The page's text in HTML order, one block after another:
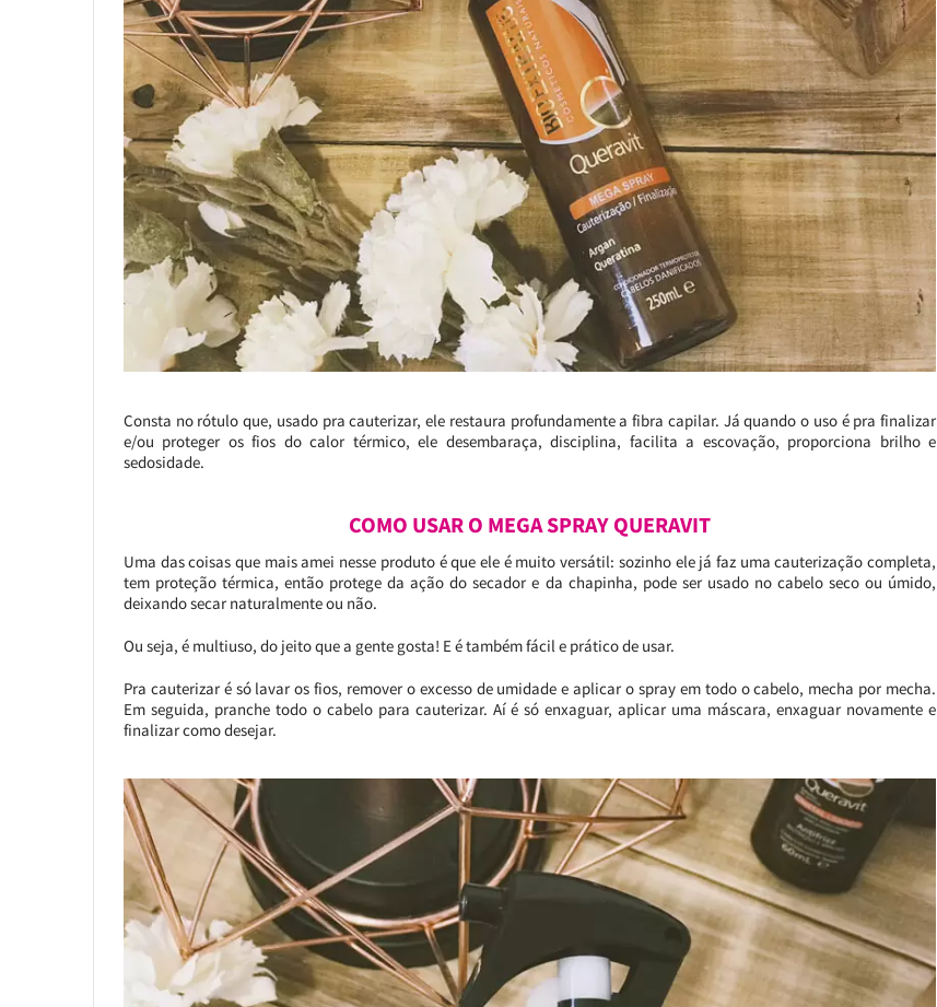
Consta no rótulo que, usado pra cauterizar, ele restaura profundamente a fibra capilar. Já quando o uso é pra finalizar
e/ou proteger os fios do calor térmico, ele desembaraça, disciplina, facilita a escovação, proporciona brilho e
sedosidade.
COMO USAR O MEGA SPRAY QUERAVIT
Uma das coisas que mais amei nesse produto é que ele é muito versátil: sozinho ele já faz uma cauterização completa,
tem proteção térmica, então protege da ação do secador e da chapinha, pode ser usado no cabelo seco ou úmido,
deixando secar naturalmente ou não.
Ou seja, é multiuso, do jeito que a gente gosta! E é também fácil e prático de usar.
Pra cauterizar é só lavar os fios, remover o excesso de umidade e aplicar o spray em todo o cabelo, mecha por mecha.
Em seguida, pranche todo o cabelo para cauterizar. Aí é só enxaguar, aplicar uma máscara, enxaguar novamente e
finalizar como desejar.